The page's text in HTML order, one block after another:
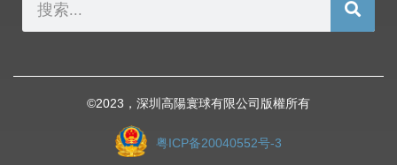
©️2023，深圳高陽寰球有限公司版權所有
粤ICP备20040552号-3